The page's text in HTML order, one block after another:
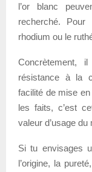
l’or blanc
recherché.
rhodium ou le
Concrètement,
résistance à la
facilité de mise
les faits, c’est
valeur d’usage
Si tu envisages
l’origine, la